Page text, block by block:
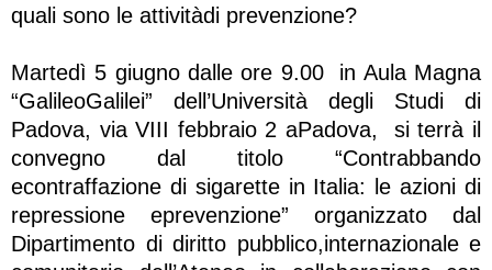
quali sono le attivitàdi prevenzione?
Martedì 5 giugno dalle ore 9.00 in Aula Magna
“GalileoGalilei” dell’Università degli Studi di
Padova, via VIII febbraio 2 aPadova, si terrà il
convegno dal titolo “Contrabbando
econtraffazione di sigarette in Italia: le azioni di
repressione eprevenzione” organizzato dal
Dipartimento di diritto pubblico,internazionale e